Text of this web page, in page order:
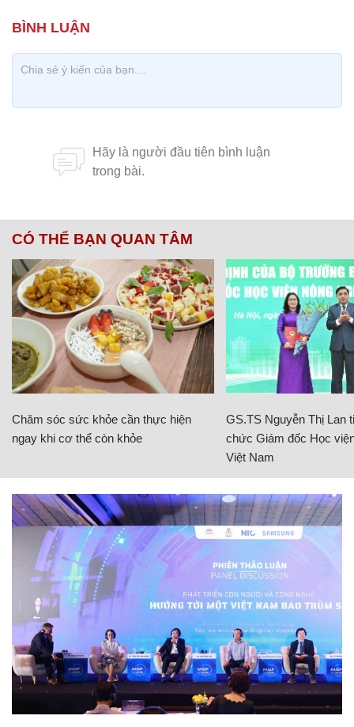
CÓ THỂ BẠN QUAN TÂM
Chăm sóc sức khỏe cần thực hiện
ngay khi cơ thể còn khỏe
GS.TS Nguyễn Thị Lan
chức Giám đốc Học
Việt Nam